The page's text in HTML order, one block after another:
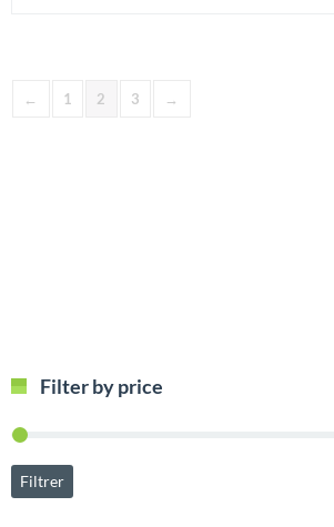
← 1 2 3 →
Filter by price
Filtrer